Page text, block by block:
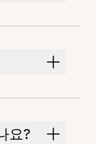
요?